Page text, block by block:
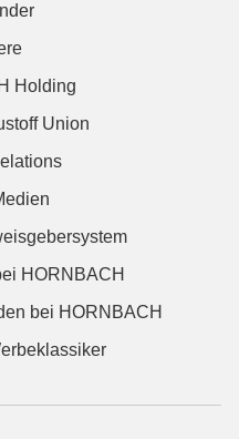
Holding
Union
HORNBACH
bei HORNBACH